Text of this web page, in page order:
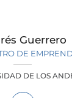
Guerrero
DE
DE LOS